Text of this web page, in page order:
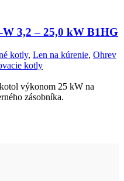
3,2 – 25,0 kW B1HG
kotly, Len na kúrenie, Ohrev
kotly
výkonom 25 kW na
zásobníka.